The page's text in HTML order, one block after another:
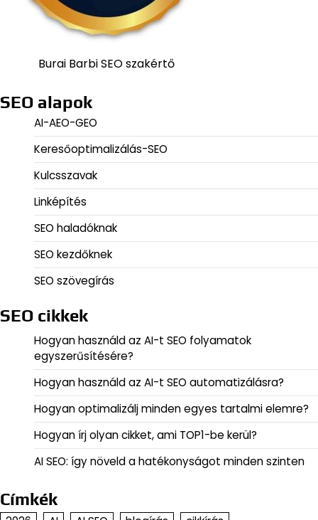
Burai Barbi SEO szakértő
SEO alapok
AI-AEO-GEO
Keresőoptimalizálás-SEO
Kulcsszavak
Linképítés
SEO haladóknak
SEO kezdőknek
SEO szövegírás
SEO cikkek
Hogyan használd az AI-t SEO folyamatok
egyszerűsítésére?
Hogyan használd az AI-t SEO automatizálásra?
Hogyan optimalizálj minden egyes tartalmi elemre?
Hogyan írj olyan cikket, ami TOP1-be kerül?
AI SEO: így növeld a hatékonyságot minden szinten
Címkék